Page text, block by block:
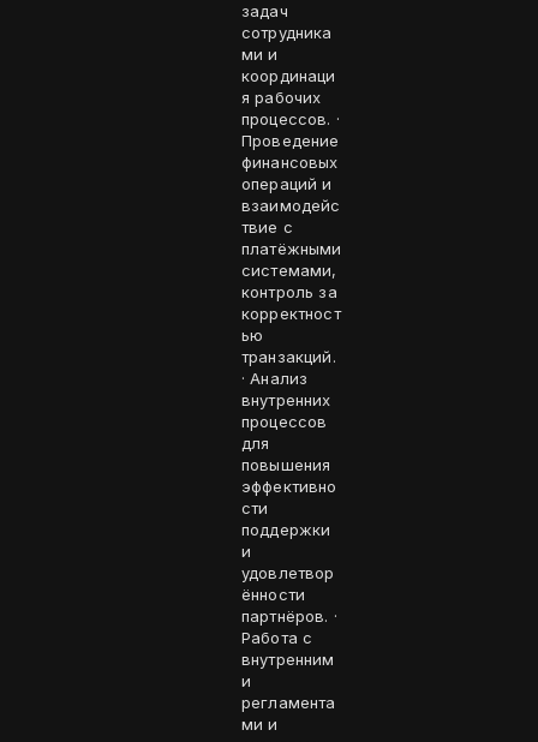
задач
сотрудника
ми и
координаци
я рабочих
процессов. ·
Проведение
финансовых
операций и
взаимодейс
твие с
платёжными
системами,
контроль за
корректност
ью
транзакций.
· Анализ
внутренних
процессов
для
повышения
эффективно
сти
поддержки
и
удовлетвор
ённости
партнёров. ·
Работа с
внутренним
и
регламента
ми и